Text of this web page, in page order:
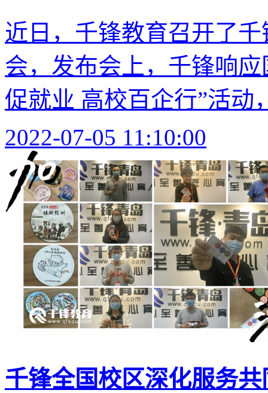
近日，千锋教育召开了
会，发布会上，千锋响
促就业 高校百企行”活动
2022-07-05 11:10:00
千锋全国校区深化服务